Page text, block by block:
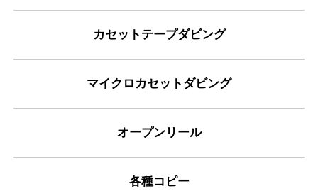
カセットテープダビング
マイクロカセットダビング
オープンリール
各種コピー